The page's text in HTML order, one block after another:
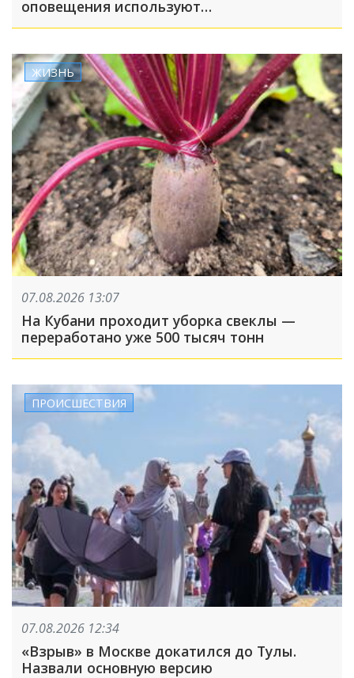
оповещения используют
ЖИЗНЬ
07.08.2026 13:07
На Кубани проходит уборка свеклы —
переработано уже 500 тысяч тонн
ПРОИСШЕСТВИЯ
07.08.2026 12:34
«Взрыв» в Москве докатился до Тулы.
Назвали основную версию